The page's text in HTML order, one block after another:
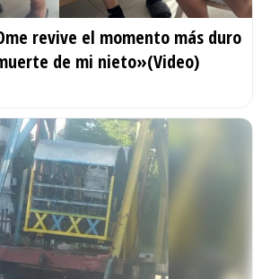
revive el momento más duro
de mi nieto»(Video)